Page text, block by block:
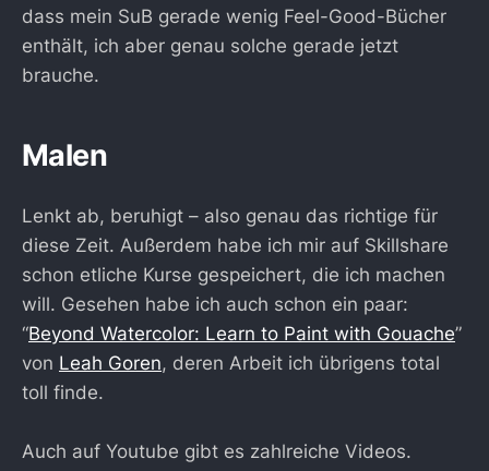
dass mein SuB gerade wenig Feel-Good-Bücher
enthält, ich aber genau solche gerade jetzt
brauche.
Malen
Lenkt ab, beruhigt – also genau das richtige für
diese Zeit. Außerdem habe ich mir auf Skillshare
schon etliche Kurse gespeichert, die ich machen
will. Gesehen habe ich auch schon ein paar:
“Beyond Watercolor: Learn to Paint with Gouache”
von Leah Goren, deren Arbeit ich übrigens total
toll finde.
Auch auf Youtube gibt es zahlreiche Videos.